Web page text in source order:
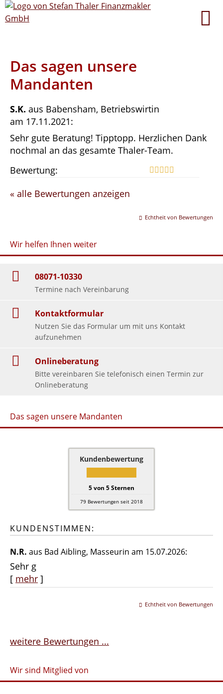
Das sagen unsere
Mandanten
S.K. aus Babensham, Betriebswirtin
am 17.11.2021:
Sehr gute Beratung! Tipptopp. Herzlichen Dank
nochmal an das gesamte Thaler-Team.
Bewertung:
« alle Bewertungen anzeigen
Echtheit von Bewertungen
Wir helfen Ihnen weiter
08071-10330
Termine nach Vereinbarung
Kontaktformular
Nutzen Sie das Formular um mit uns Kontakt
aufzunehmen
Onlineberatung
Bitte vereinbaren Sie telefonisch einen Termin zur
Onlineberatung
Das sagen unsere Mandanten
Kundenbewertung
5von 5Sternen
79 Bewertungen seit 2018
KUNDENSTIMMEN:
N.R. aus Bad Aibling, Masseurin am 15.07.2026:
Sehr g
[ mehr ]
Echtheit von Bewertungen
weitere Bewertungen ...
Wir sind Mitglied von